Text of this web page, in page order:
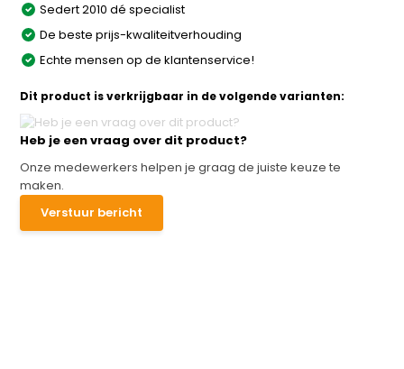
Sedert 2010 dé specialist
De beste prijs-kwaliteitverhouding
Echte mensen op de klantenservice!
Dit product is verkrijgbaar in de volgende varianten:
Heb je een vraag over dit product?
Onze medewerkers helpen je graag de juiste keuze te
maken.
Verstuur bericht